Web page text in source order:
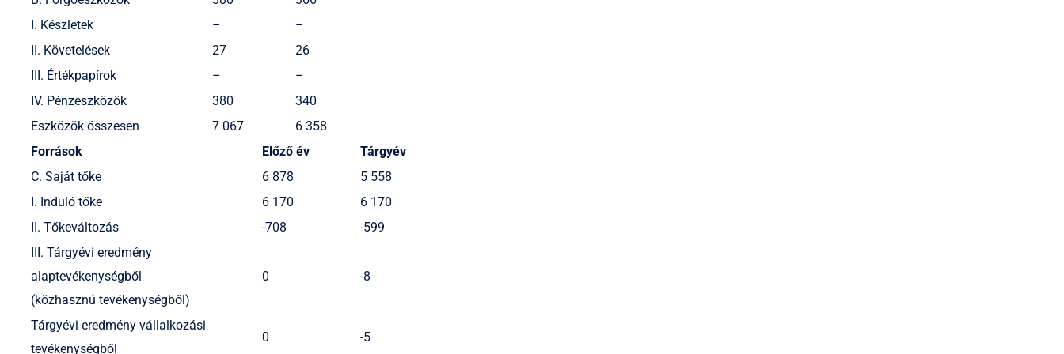
I. Készletek
–
–
II. Követelések
27
26
III. Értékpapírok
–
–
IV. Pénzeszközök
380
340
Eszközök összesen
7 067
6 358
Források
Előző év
Tárgyév
C. Saját tőke
6 878
5 558
I. Induló tőke
6 170
6 170
II. Tőkeváltozás
-708
-599
III. Tárgyévi eredmény
alaptevékenységből
(közhasznú tevékenységből)
0 -8
Tárgyévi eredmény vállalkozási
tevékenységből
0 -5